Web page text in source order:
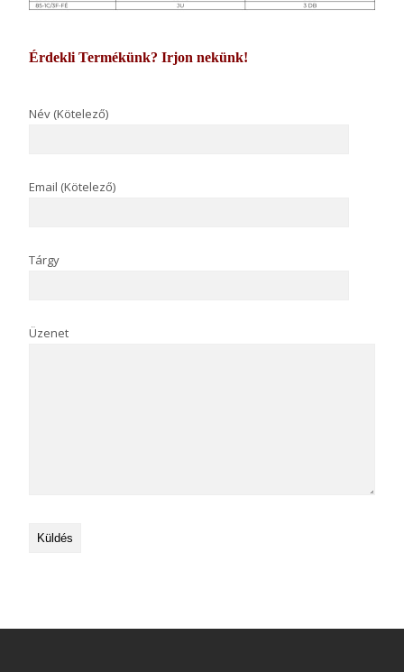
Érdekli Termékünk? Irjon nekünk!
Név (Kötelező)
Email (Kötelező)
Tárgy
Üzenet